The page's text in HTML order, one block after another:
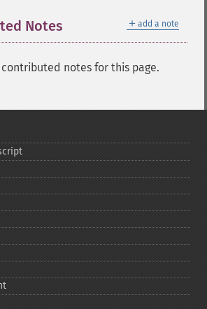
＋ add a note
Notes
notes for this page.